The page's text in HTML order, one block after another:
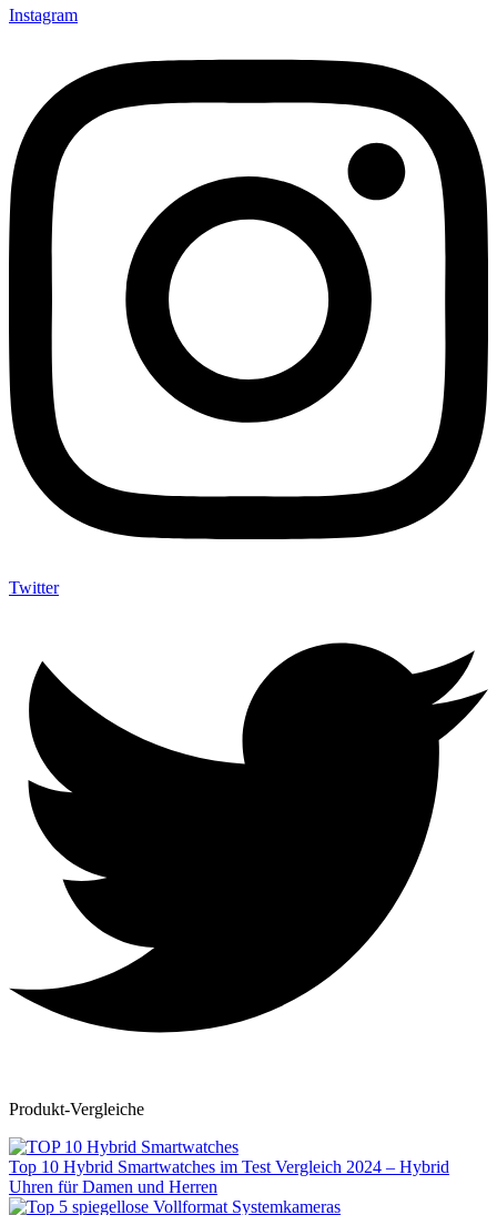
Instagram
Twitter
Produkt-Vergleiche
Top 10 Hybrid Smartwatches im Test Vergleich 2024 – Hybrid
Uhren für Damen und Herren